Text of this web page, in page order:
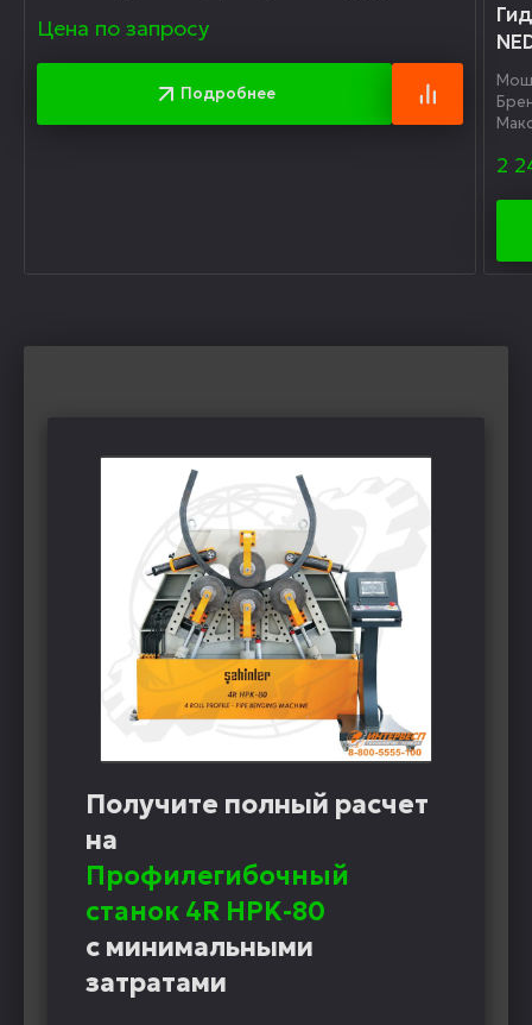
Цена по запросу
Подробнее
2
Получите полный расчет
на
Профилегибочный
станок 4R HPK-80
с минимальными
затратами